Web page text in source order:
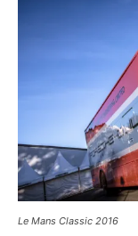
Le Mans Classic 2016